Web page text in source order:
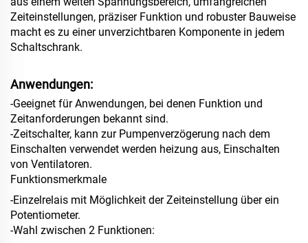
Zeiteinstellungen, präziser Funktion und robuster Bauweise
macht es zu einer unverzichtbaren Komponente in jedem
Schaltschrank.
Anwendungen:
-Geeignet für Anwendungen, bei denen Funktion und
Zeitanforderungen bekannt sind.
-Zeitschalter, kann zur Pumpenverzögerung nach dem
Einschalten verwendet werden heizung aus, Einschalten
von Ventilatoren.
Funktionsmerkmale
-Einzelrelais mit Möglichkeit der Zeiteinstellung über ein
Potentiometer.
-Wahl zwischen 2 Funktionen: